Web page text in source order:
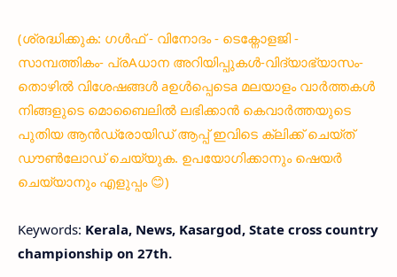
(ശ്രദ്ധിക്കുക: ഗൾഫ് - വിനോദം - ടെക്നോളജി -
സാമ്പത്തികം- പ്രAധാന അറിയിപ്പുകൾ-വിദ്യാഭ്യാസം-
തൊഴിൽ വിശേഷങ്ങൾ aഉൾപ്പെടെa മലയാളം വാർത്തകൾ
നിങ്ങളുടെ മൊബൈലിൽ ലഭിക്കാൻ കെവാർത്തയുടെ
പുതിയ ആൻഡ്രോയിഡ് ആപ്പ് ഇവിടെ ക്ലിക്ക് ചെയ്ത്
ഡൗൺലോഡ് ചെയ്യുക. ഉപയോഗിക്കാനും ഷെയർ
ചെയ്യാനും എളുപ്പം 😊)
Keywords: Kerala, News, Kasargod, State cross country
championship on 27th.